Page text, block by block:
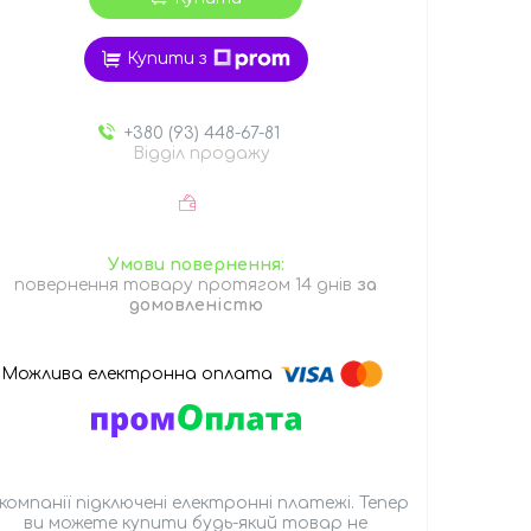
Купити з
+380 (93) 448-67-81
Відділ продажу
повернення товару протягом 14 днів за
домовленістю
підключені електронні платежі. Тепер
ви можете купити будь-який товар не